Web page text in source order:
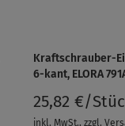
Kraftschrauber-
6-kant, ELORA
25,82 €/
inkl. MwSt., zzgl.